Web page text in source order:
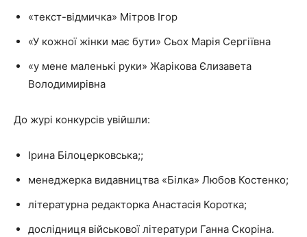
«текст-відмичка» Мітров Ігор
«У кожної жінки має бути» Сьох Марія Сергіївна
«у мене маленькі руки» Жарікова Єлизавета
Володимирівна
До журі конкурсів увійшли:
Ірина Білоцерковська;;
менеджерка видавництва «Білка» Любов Костенко;
літературна редакторка Анастасія Коротка;
дослідниця військової літератури Ганна Скоріна.